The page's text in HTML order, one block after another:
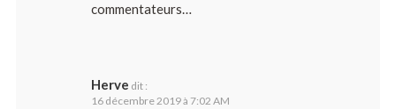
commentateurs…
Herve dit :
16 décembre 2019 à 7:02 AM